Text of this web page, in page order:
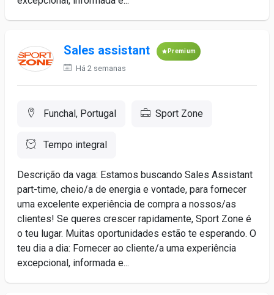
Sales assistant Premium
Há 2 semanas
Funchal, Portugal Sport Zone
Tempo integral
Descrição da vaga: Estamos buscando Sales Assistant
part-time, cheio/a de energia e vontade, para fornecer
uma excelente experiência de compra a nossos/as
clientes! Se queres crescer rapidamente, Sport Zone é
o teu lugar. Muitas oportunidades estão te esperando. O
teu dia a dia: Fornecer ao cliente/a uma experiência
excepcional, informada e...